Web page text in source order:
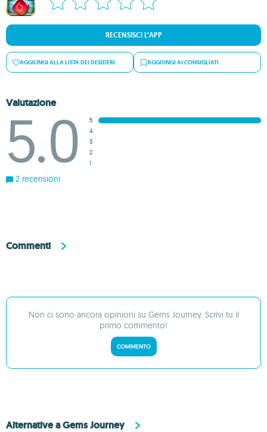
RECENSISCI L’APP
AGGIUNGI ALLA LISTA DEI DESIDERI AGGIUNGI AI CONSIGLIATI
Valutazione
5.0
5
4
3
2
1
2 recensioni
Commenti
Non ci sono ancora opinioni su Gems Journey. Scrivi tu il
primo commento!
COMMENTO
Alternative a Gems Journey